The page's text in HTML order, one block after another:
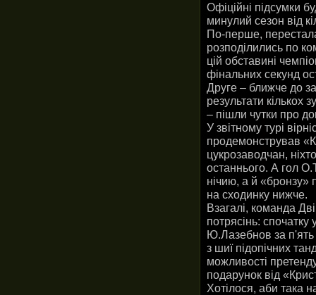
Офіційні підсумки
минулий сезон від
По-перше, перестала
розподілились по
цій обставині
фінальних секунд
Друге – ближче до
результати кількох
– пішли чутки про
У звітному турі
продемонстрував
цукрозаводчан,
останнього. А гол
нічию, а й «бронзу»
на сходинку нижче.
Взагалі, команда
потрясінь:
Ю.Лазебнов за п'ять
з шиї підопічних
можливості
подарунок від
Хотілося, аби така